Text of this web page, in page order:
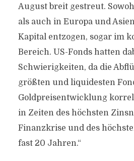
August breit gestreut.
als auch in Europa und
Kapital entzogen, sogar im
Bereich. US-Fonds hatten
Schwierigkeiten, da die
größten und liquidesten
Goldpreisentwicklung
in Zeiten des höchsten
Finanzkrise und des
fast 20 Jahren.“